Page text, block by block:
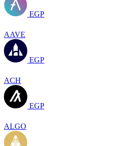
EGP
AAVE
EGP
ACH
EGP
ALGO